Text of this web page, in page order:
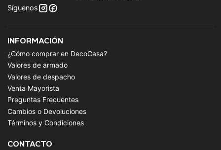
Síguenos
INFORMACIÓN
¿Cómo comprar en DecoCasa?
Valores de armado
Valores de despacho
Venta Mayorista
Preguntas Frecuentes
Cambios o Devoluciones
Términos y Condiciones
CONTACTO